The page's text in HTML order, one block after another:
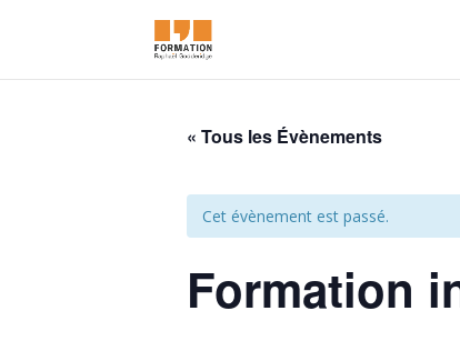
« Tous les Évènements
Cet évènement est passé.
Formation